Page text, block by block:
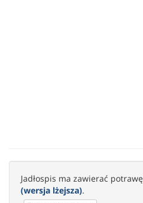
Jadłospis ma zawierać potrawę
(wersja lżejsza).